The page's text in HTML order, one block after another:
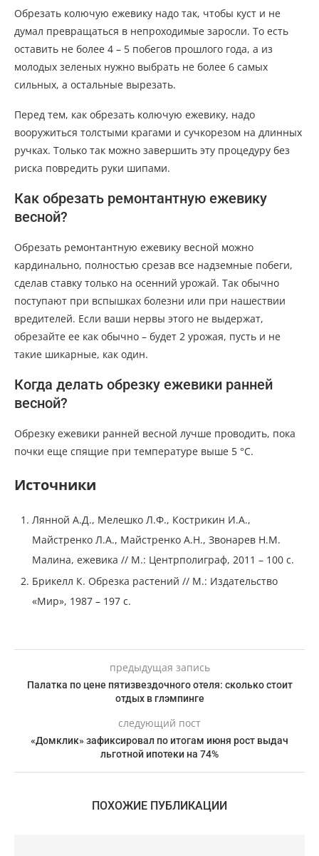
Обрезать колючую ежевику надо так, чтобы куст и не
думал превращаться в непроходимые заросли. То есть
оставить не более 4 – 5 побегов прошлого года, а из
молодых зеленых нужно выбрать не более 6 самых
сильных, а остальные вырезать.
Перед тем, как обрезать колючую ежевику, надо
вооружиться толстыми крагами и сучкорезом на длинных
ручках. Только так можно завершить эту процедуру без
риска повредить руки шипами.
Как обрезать ремонтантную ежевику
весной?
Обрезать ремонтантную ежевику весной можно
кардинально, полностью срезав все надземные побеги,
сделав ставку только на осенний урожай. Так обычно
поступают при вспышках болезни или при нашествии
вредителей. Если ваши нервы этого не выдержат,
обрезайте ее как обычно – будет 2 урожая, пусть и не
такие шикарные, как один.
Когда делать обрезку ежевики ранней
весной?
Обрезку ежевики ранней весной лучше проводить, пока
почки еще спящие при температуре выше 5 °С.
Источники
Лянной А.Д., Мелешко Л.Ф., Кострикин И.А.,
Майстренко Л.А., Майстренко А.Н., Звонарев Н.М.
Малина, ежевика // М.: Центрполиграф, 2011 – 100 с.
Брикелл К. Обрезка растений // М.: Издательство
«Мир», 1987 – 197 с.
предыдущая запись
Палатка по цене пятизвездочного отеля: сколько стоит
отдых в глэмпинге
следующий пост
«Домклик» зафиксировал по итогам июня рост выдач
льготной ипотеки на 74%
ПОХОЖИЕ ПУБЛИКАЦИИ